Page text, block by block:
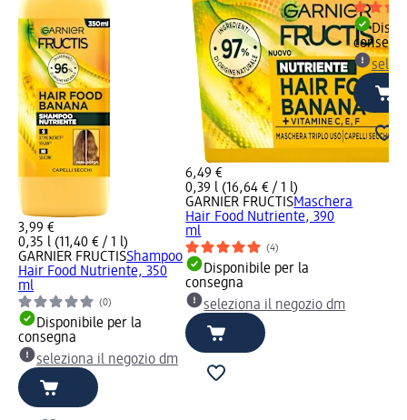
3,99 €
0,35 l (11,40 € / 1 l)
GARNIER FRUCTISShampoo
Hair Food Nutriente, 350
ml
(0)
Disponibile per la
consegna
seleziona il negozio dm
6,49 €
0,39 l (16,64 € / 1 l)
GARNIER FRUCTISMaschera
Hair Food Nutriente, 390
ml
(4)
Disponibile per la
consegna
seleziona il negozio dm